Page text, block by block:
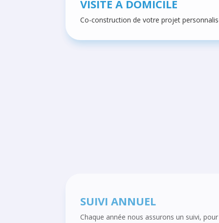
VISITE A DOMICILE
Co-construction de votre projet
SUIVI ANNUEL
Chaque année nous assurons un suivi,